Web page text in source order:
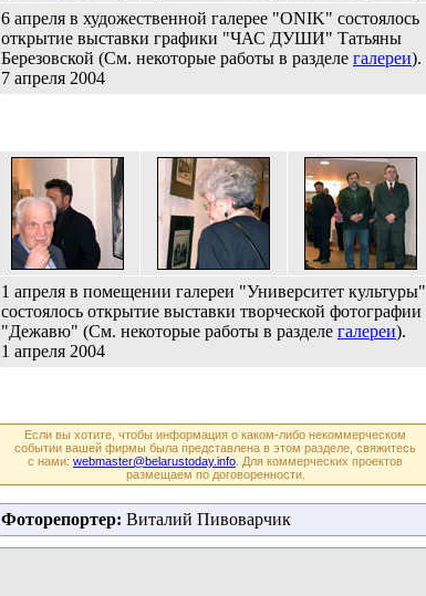
6 апреля в художественной галерее "ONIK" состоялось
открытие выставки графики "ЧАС ДУШИ" Татьяны
Березовской (См. некоторые работы в разделе галереи).
7 апреля 2004
1 апреля в помещении галереи "Университет культуры"
состоялось открытие выставки творческой фотографии
"Дежавю" (См. некоторые работы в разделе галереи).
1 апреля 2004
Если вы хотите, чтобы информация о каком-либо некоммерческом
событии вашей фирмы была представлена в этом разделе, свяжитесь
с нами: webmaster@belarustoday.info . Для коммерческих проектов
размещаем по договоренности.
Фоторепортер: Виталий Пивоварчик